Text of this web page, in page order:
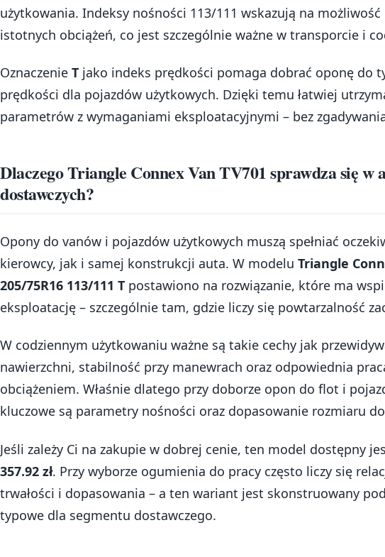
użytkowania. Indeksy nośności 113/111 wskazują na możliwość
istotnych obciążeń, co jest szczególnie ważne w transporcie i
Oznaczenie T jako indeks prędkości pomaga dobrać oponę do
prędkości dla pojazdów użytkowych. Dzięki temu łatwiej
parametrów z wymaganiami eksploatacyjnymi – bez
Dlaczego Triangle Connex Van TV701 sprawdza się w
dostawczych?
Opony do vanów i pojazdów użytkowych muszą spełniać
kierowcy, jak i samej konstrukcji auta. W modelu Triangle
205/75R16 113/111 T postawiono na rozwiązanie, które ma
eksploatację – szczególnie tam, gdzie liczy się powtarzalność
W codziennym użytkowaniu ważne są takie cechy jak
nawierzchni, stabilność przy manewrach oraz odpowiednia
obciążeniem. Właśnie dlatego przy doborze opon do flot i
kluczowe są parametry nośności oraz dopasowanie rozmiaru
Jeśli zależy Ci na zakupie w dobrej cenie, ten model dostępny
357.92 zł. Przy wyborze ogumienia do pracy często liczy się
trwałości i dopasowania – a ten wariant jest skonstruowany
typowe dla segmentu dostawczego.